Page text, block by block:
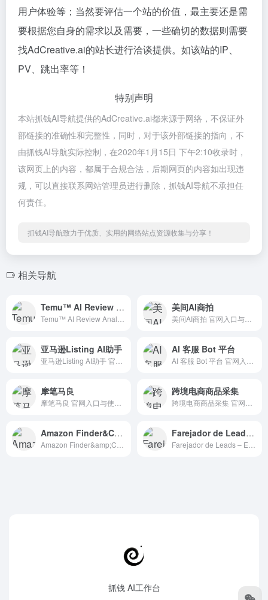
用户体验等；当然要评估一个站的价值，最主要还是需
要根据您自身的需求以及需要，一些确切的数据则需要
找AdCreative.ai的站长进行洽谈提供。如该站的IP、
PV、跳出率等！
特别声明
本站抓钱AI导航提供的AdCreative.ai都来源于网络，不保证外
部链接的准确性和完整性，同时，对于该外部链接的指向，不
由抓钱AI导航实际控制，在2020年1月15日 下午2:10收录时，
该网页上的内容，都属于合规合法，后期网页的内容如出现违
规，可以直接联系网站管理员进行删除，抓钱AI导航不承担任
何责任。
抓钱AI导航致力于优质、实用的网络站点资源收集与分享！
相关导航
Temu™ AI Review Analysis & Download 美间AI商拍
亚马逊Listing AI助手 AI 客服 Bot 平台
摩笔马良 跨境电商商品采集
Amazon Finder&ChatGPT Review Analysis Farejador de Leads – Econodata
抓钱 AI工作台